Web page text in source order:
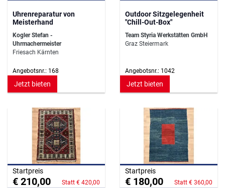
Uhrenreparatur von
Meisterhand
Kogler Stefan -
Uhrmachermeister
Friesach Kärnten
Angebotsnr.: 168
Jetzt bieten
Outdoor Sitzgelegenheit
"Chill-Out-Box"
Team Styria Werkstätten GmbH
Graz Steiermark
Angebotsnr.: 1042
Jetzt bieten
Startpreis
€ 210,00 Statt € 420,00
Startpreis
€ 180,00 Statt € 360,00